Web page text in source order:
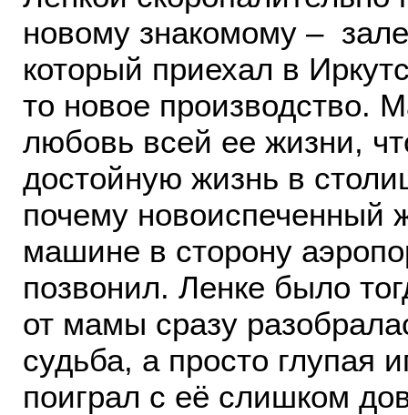
новому знакомому –
который приехал в
то новое производство.
любовь всей ее жизни,
достойную жизнь в
почему новоиспеченный
машине в сторону
позвонил. Ленке было
от мамы сразу
судьба, а просто глупая
поиграл с её слишком